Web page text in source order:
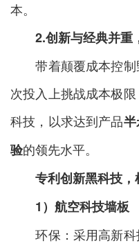
本。
2.创新与经典并重
带着颠覆成本控制
次投入上挑战成本极
科技，以求达到产品
验的领先水平。
专利创新黑科技
1）航空科技墙板
环保：采用高新科